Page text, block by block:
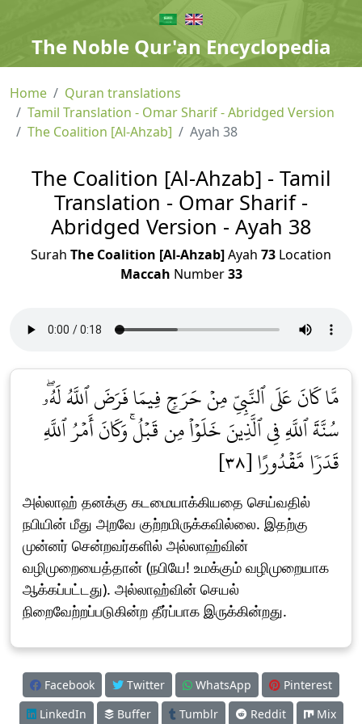
The Noble Qur'an Encyclopedia
Home
Quran translations
Tamil Translation - Omar Sharif - Abridged Version
The Coalition [Al-Ahzab]
Ayah 38
The Coalition [Al-Ahzab] - Tamil
Translation - Omar Sharif -
Abridged Version - Ayah 38
Surah The Coalition [Al-Ahzab]Ayah 73 Location
Maccah Number33
مَّا كَانَ عَلَى ٱلنَّبِيِّ مِنۡ حَرَجٖ فِيمَا فَرَضَ ٱللَّهُ لَهُۥۖ
سُنَّةَ ٱللَّهِ فِي ٱلَّذِينَ خَلَوۡاْ مِن قَبۡلُۚ وَكَانَ أَمۡرُ ٱللَّهِ
قَدَرٗا مَّقۡدُورًا [٣٨]
அல்லாஹ் தனக்கு கடமையாக்கியதை செய்வதில்
நபியின் மீது அறவே குற்றமிருக்கவில்லை. இதற்கு
முன்னர் சென்றவர்களில் அல்லாஹ்வின்
வழிமுறையைத்தான் (நபியே! உமக்கும் வழிமுறையாக
ஆக்கப்பட்டது). அல்லாஹ்வின் செயல்
நிறைவேற்றப்படுகின்ற தீர்ப்பாக இருக்கின்றது.
Facebook Twitter WhatsApp
Pinterest
LinkedIn
Buffer Tumblr Reddit
Mix